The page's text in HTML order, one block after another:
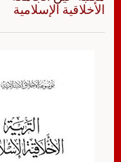
الأخلاقية الإسلامية